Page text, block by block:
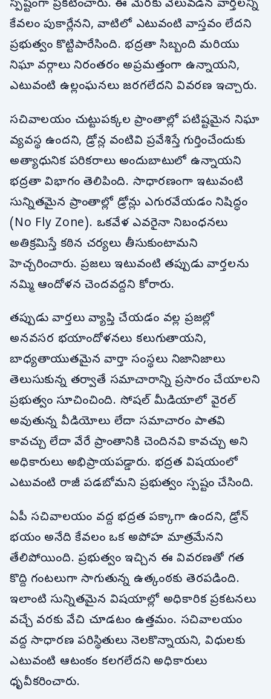
స్పష్టంగా ప్రకటించారు. ఈ మేరకు వెలువడిన వార్తలన్నీ
కేవలం పుకార్లేనని, వాటిలో ఎటువంటి వాస్తవం లేదని
ప్రభుత్వం కొట్టిపారేసింది. భద్రతా సిబ్బంది మరియు
నిఘా వర్గాలు నిరంతరం అప్రమత్తంగా ఉన్నాయని,
ఎటువంటి ఉల్లంఘనలు జరగలేదని వివరణ ఇచ్చారు.
సచివాలయం చుట్టుపక్కల ప్రాంతాల్లో పటిష్టమైన నిఘా
వ్యవస్థ ఉందని, డ్రోన్ల వంటివి ప్రవేశిస్తే గుర్తించేందుకు
అత్యాధునిక పరికరాలు అందుబాటులో ఉన్నాయని
భద్రతా విభాగం తెలిపింది. సాధారణంగా ఇటువంటి
సున్నితమైన ప్రాంతాల్లో డ్రోన్లు ఎగురవేయడం నిషిద్ధం
(No Fly Zone). ఒకవేళ ఎవరైనా నిబంధనలు
అతిక్రమిస్తే కఠిన చర్యలు తీసుకుంటామని
హెచ్చరించారు. ప్రజలు ఇటువంటి తప్పుడు వార్తలను
నమ్మి ఆందోళన చెందవద్దని కోరారు.
తప్పుడు వార్తలు వ్యాప్తి చేయడం వల్ల ప్రజల్లో
అనవసర భయాందోళనలు కలుగుతాయని,
బాధ్యతాయుతమైన వార్తా సంస్థలు నిజానిజాలు
తెలుసుకున్న తర్వాతే సమాచారాన్ని ప్రసారం చేయాలని
ప్రభుత్వం సూచించింది. సోషల్ మీడియాలో వైరల్
అవుతున్న వీడియోలు లేదా సమాచారం పాతవి
కావచ్చు లేదా వేరే ప్రాంతానికి చెందినవి కావచ్చు అని
అధికారులు అభిప్రాయపడ్డారు. భద్రత విషయంలో
ఎటువంటి రాజీ పడబోమని ప్రభుత్వం స్పష్టం చేసింది.
ఏపీ సచివాలయం వద్ద భద్రత పక్కాగా ఉందని, డ్రోన్
భయం అనేది కేవలం ఒక అపోహ మాత్రమేనని
తేలిపోయింది. ప్రభుత్వం ఇచ్చిన ఈ వివరణతో గత
కొద్ది గంటలుగా సాగుతున్న ఉత్కంఠకు తెరపడింది.
ఇలాంటి సున్నితమైన విషయాల్లో అధికారిక ప్రకటనలు
వచ్చే వరకు వేచి చూడటం ఉత్తమం. సచివాలయం
వద్ద సాధారణ పరిస్థితులు నెలకొన్నాయని, విధులకు
ఎటువంటి ఆటంకం కలగలేదని అధికారులు
ధృవీకరించారు.